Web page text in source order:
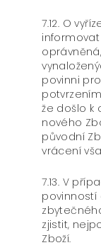
7.12. O
povinni
že došlo k
nového
původní
vrácení
7.13. V
povinností
zjistit,
Zboží.